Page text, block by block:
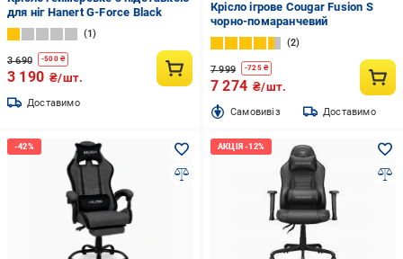
для ніг Hanert G-Force Black
1
3 690 -500₴
3 190 ₴/шт.
Доставимо
Крісло ігрове Cougar Fusion S
чорно-помаранчевий
2
7 999 -725₴
7 274 ₴/шт.
Cамовивіз Доставимо